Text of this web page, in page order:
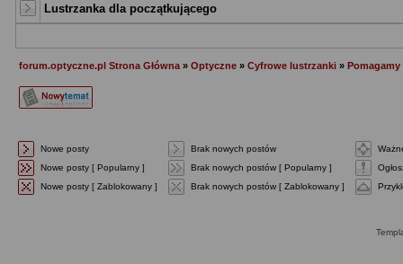
Lustrzanka dla początkującego
forum.optyczne.pl Strona Główna » Optyczne » Cyfrowe lustrzanki »
Nowe posty Brak nowych postów
Nowe posty [ Popularny ]
Brak nowych postów [ Popularny ]
Nowe posty [ Zablokowany ]
Brak nowych postów [ Zablokowany ]